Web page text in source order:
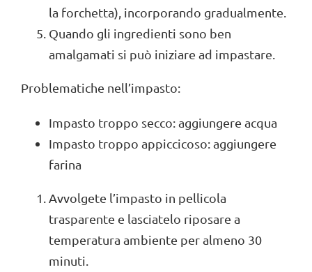
la forchetta), incorporando gradualmente.
Quando gli ingredienti sono ben
amalgamati si può iniziare ad impastare.
Problematiche nell’impasto:
Impasto troppo secco: aggiungere acqua
Impasto troppo appiccicoso: aggiungere
farina
Avvolgete l’impasto in pellicola
trasparente e lasciatelo riposare a
temperatura ambiente per almeno 30
minuti.